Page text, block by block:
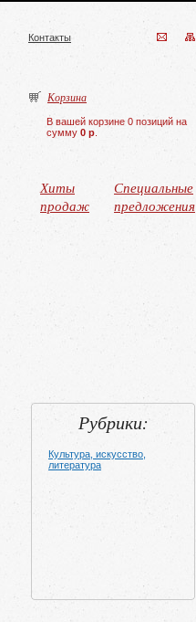
Контакты
Корзина
В вашей корзине 0 позиций на
сумму 0 р
Хиты
продаж
Специальные
предложения
Рубрики:
Культура, искусство,
литература